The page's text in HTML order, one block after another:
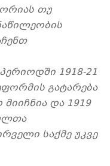
თუ
1918-21
გატარება
და 1919
საქმე უკვე